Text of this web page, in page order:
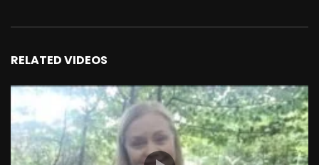
Lee Rosevere – Illuminations
zdjęcia: archiwum własne i www.Pixabay.com
738
RELATED VIDEOS